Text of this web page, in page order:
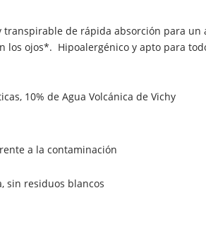
de rápida absorción para un
ojos*. Hipoalergénico y apto para
10% de Agua Volcánica de Vichy
a la contaminación
sin residuos blancos